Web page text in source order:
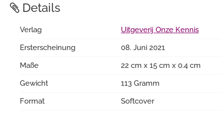
Details
Verlag
Uitgeverij Onze Kennis
Ersterscheinung
08. Juni 2021
Maße
22 cm x 15 cm x 0.4 cm
Gewicht
113 Gramm
Format
Softcover